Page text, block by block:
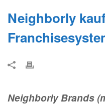
Neighborly
Neighborly Brands